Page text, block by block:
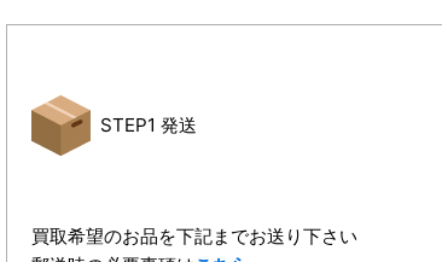
STEP1 発送
買取希望のお品を下記までお送り下さい